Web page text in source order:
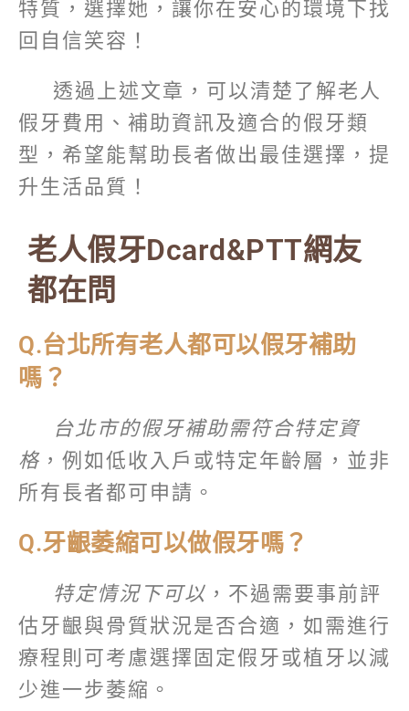
特質，選擇她，讓你在安心的環境下找
回自信笑容！
透過上述文章，可以清楚了解老人
假牙費用、補助資訊及適合的假牙類
型，希望能幫助長者做出最佳選擇，提
升生活品質！
老人假牙Dcard&PTT網友
都在問
Q.台北所有老人都可以假牙補助
嗎？
台北市的假牙補助需符合特定資
格 ，例如低收入戶或特定年齡層，並非
所有長者都可申請。
Q.牙齦萎縮可以做假牙嗎？
特定情況下可以 ，不過需要事前評
估牙齦與骨質狀況是否合適，如需進行
療程則可考慮選擇固定假牙或植牙以減
少進一步萎縮。